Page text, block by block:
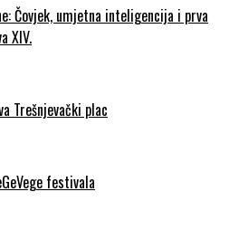
Čovjek, umjetna inteligencija i prva
XIV.
Trešnjevački plac
festivala